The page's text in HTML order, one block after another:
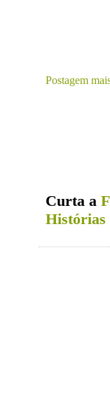
Postagem
Curta a
Histórias